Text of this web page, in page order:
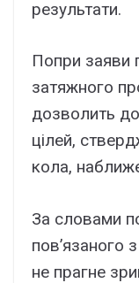
результати.
Попри заяви
затяжного
дозволить
цілей,
кола,
За словами
пов’язаного
не прагне